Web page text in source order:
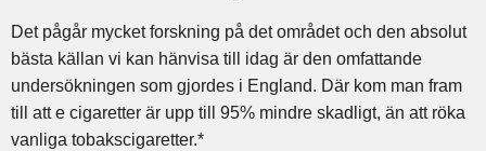
Det pågår mycket forskning på det området och den absolut
bästa källan vi kan hänvisa till idag är den omfattande
undersökningen som gjordes i England. Där kom man fram
till att e cigaretter är upp till 95% mindre skadligt, än att röka
vanliga tobakscigaretter.*